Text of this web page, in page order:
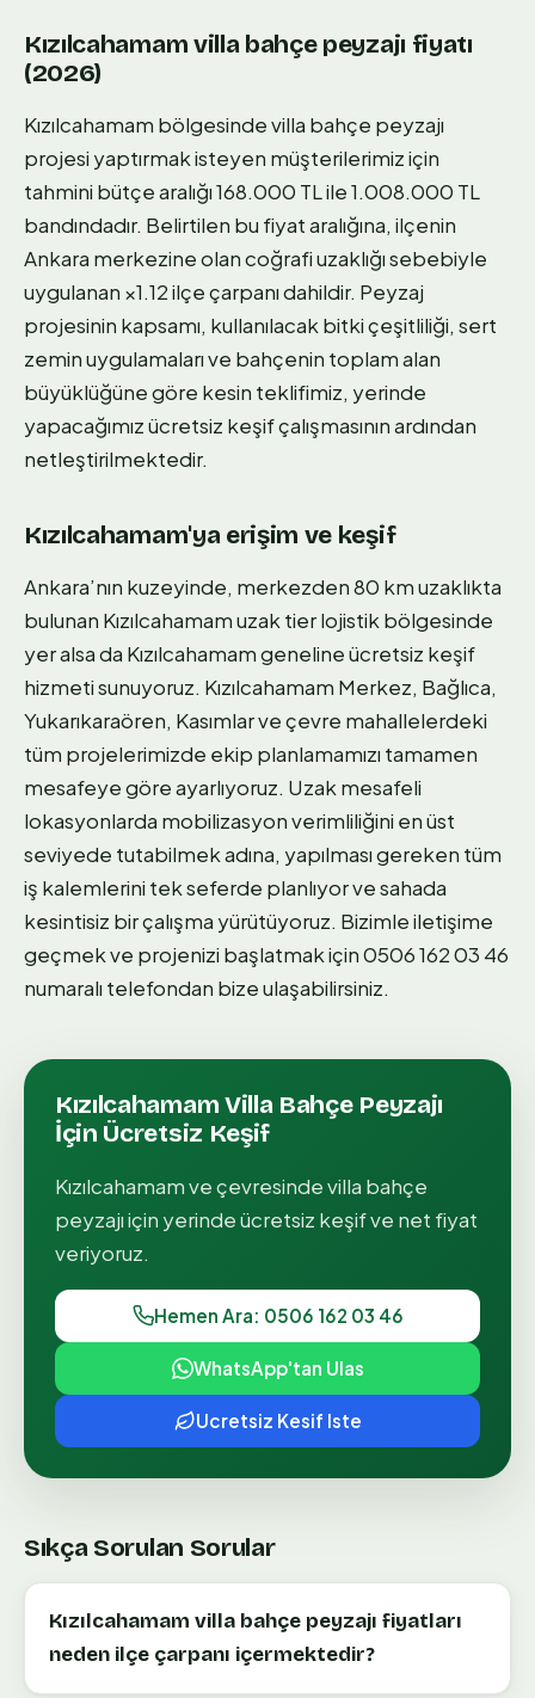
Kızılcahamam villa bahçe peyzajı fiyatı
(2026)
Kızılcahamam bölgesinde villa bahçe peyzajı
projesi yaptırmak isteyen müşterilerimiz için
tahmini bütçe aralığı 168.000 TL ile 1.008.000 TL
bandındadır. Belirtilen bu fiyat aralığına, ilçenin
Ankara merkezine olan coğrafi uzaklığı sebebiyle
uygulanan ×1.12 ilçe çarpanı dahildir. Peyzaj
projesinin kapsamı, kullanılacak bitki çeşitliliği, sert
zemin uygulamaları ve bahçenin toplam alan
büyüklüğüne göre kesin teklifimiz, yerinde
yapacağımız ücretsiz keşif çalışmasının ardından
netleştirilmektedir.
Kızılcahamam'ya erişim ve keşif
Ankara’nın kuzeyinde, merkezden 80 km uzaklıkta
bulunan Kızılcahamam uzak tier lojistik bölgesinde
yer alsa da Kızılcahamam geneline ücretsiz keşif
hizmeti sunuyoruz. Kızılcahamam Merkez, Bağlıca,
Yukarıkaraören, Kasımlar ve çevre mahallelerdeki
tüm projelerimizde ekip planlamamızı tamamen
mesafeye göre ayarlıyoruz. Uzak mesafeli
lokasyonlarda mobilizasyon verimliliğini en üst
seviyede tutabilmek adına, yapılması gereken tüm
iş kalemlerini tek seferde planlıyor ve sahada
kesintisiz bir çalışma yürütüyoruz. Bizimle iletişime
geçmek ve projenizi başlatmak için 0506 162 03 46
numaralı telefondan bize ulaşabilirsiniz.
KızılcahamamVilla Bahçe Peyzajı
İçin Ücretsiz Keşif
Kızılcahamamve çevresindevilla bahçe
peyzajıiçin yerinde ücretsiz keşif ve net fiyat
veriyoruz.
Hemen Ara: 0506 162 03 46
WhatsApp'tan Ulas
Ucretsiz Kesif Iste
Sıkça Sorulan Sorular
Kızılcahamam villa bahçe peyzajı fiyatları
neden ilçe çarpanı içermektedir?